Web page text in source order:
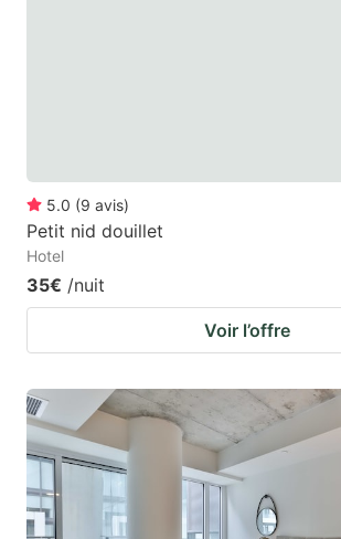
5.0 (9 avis)
Petit nid douillet
Hotel
35€ /nuit
Voir l’offre